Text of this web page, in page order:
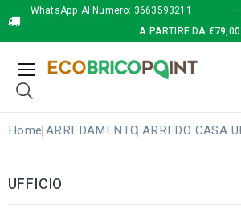
WhatsApp Al Numero: 3663593211
A PARTIRE DA €79,00
Home ARREDAMENTO ARREDO CASA
UFFICIO